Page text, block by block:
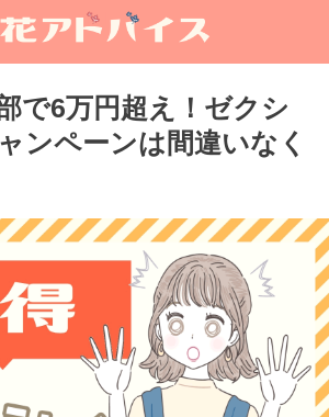
で6万円超え！ゼクシ
ンペーンは間違いなく